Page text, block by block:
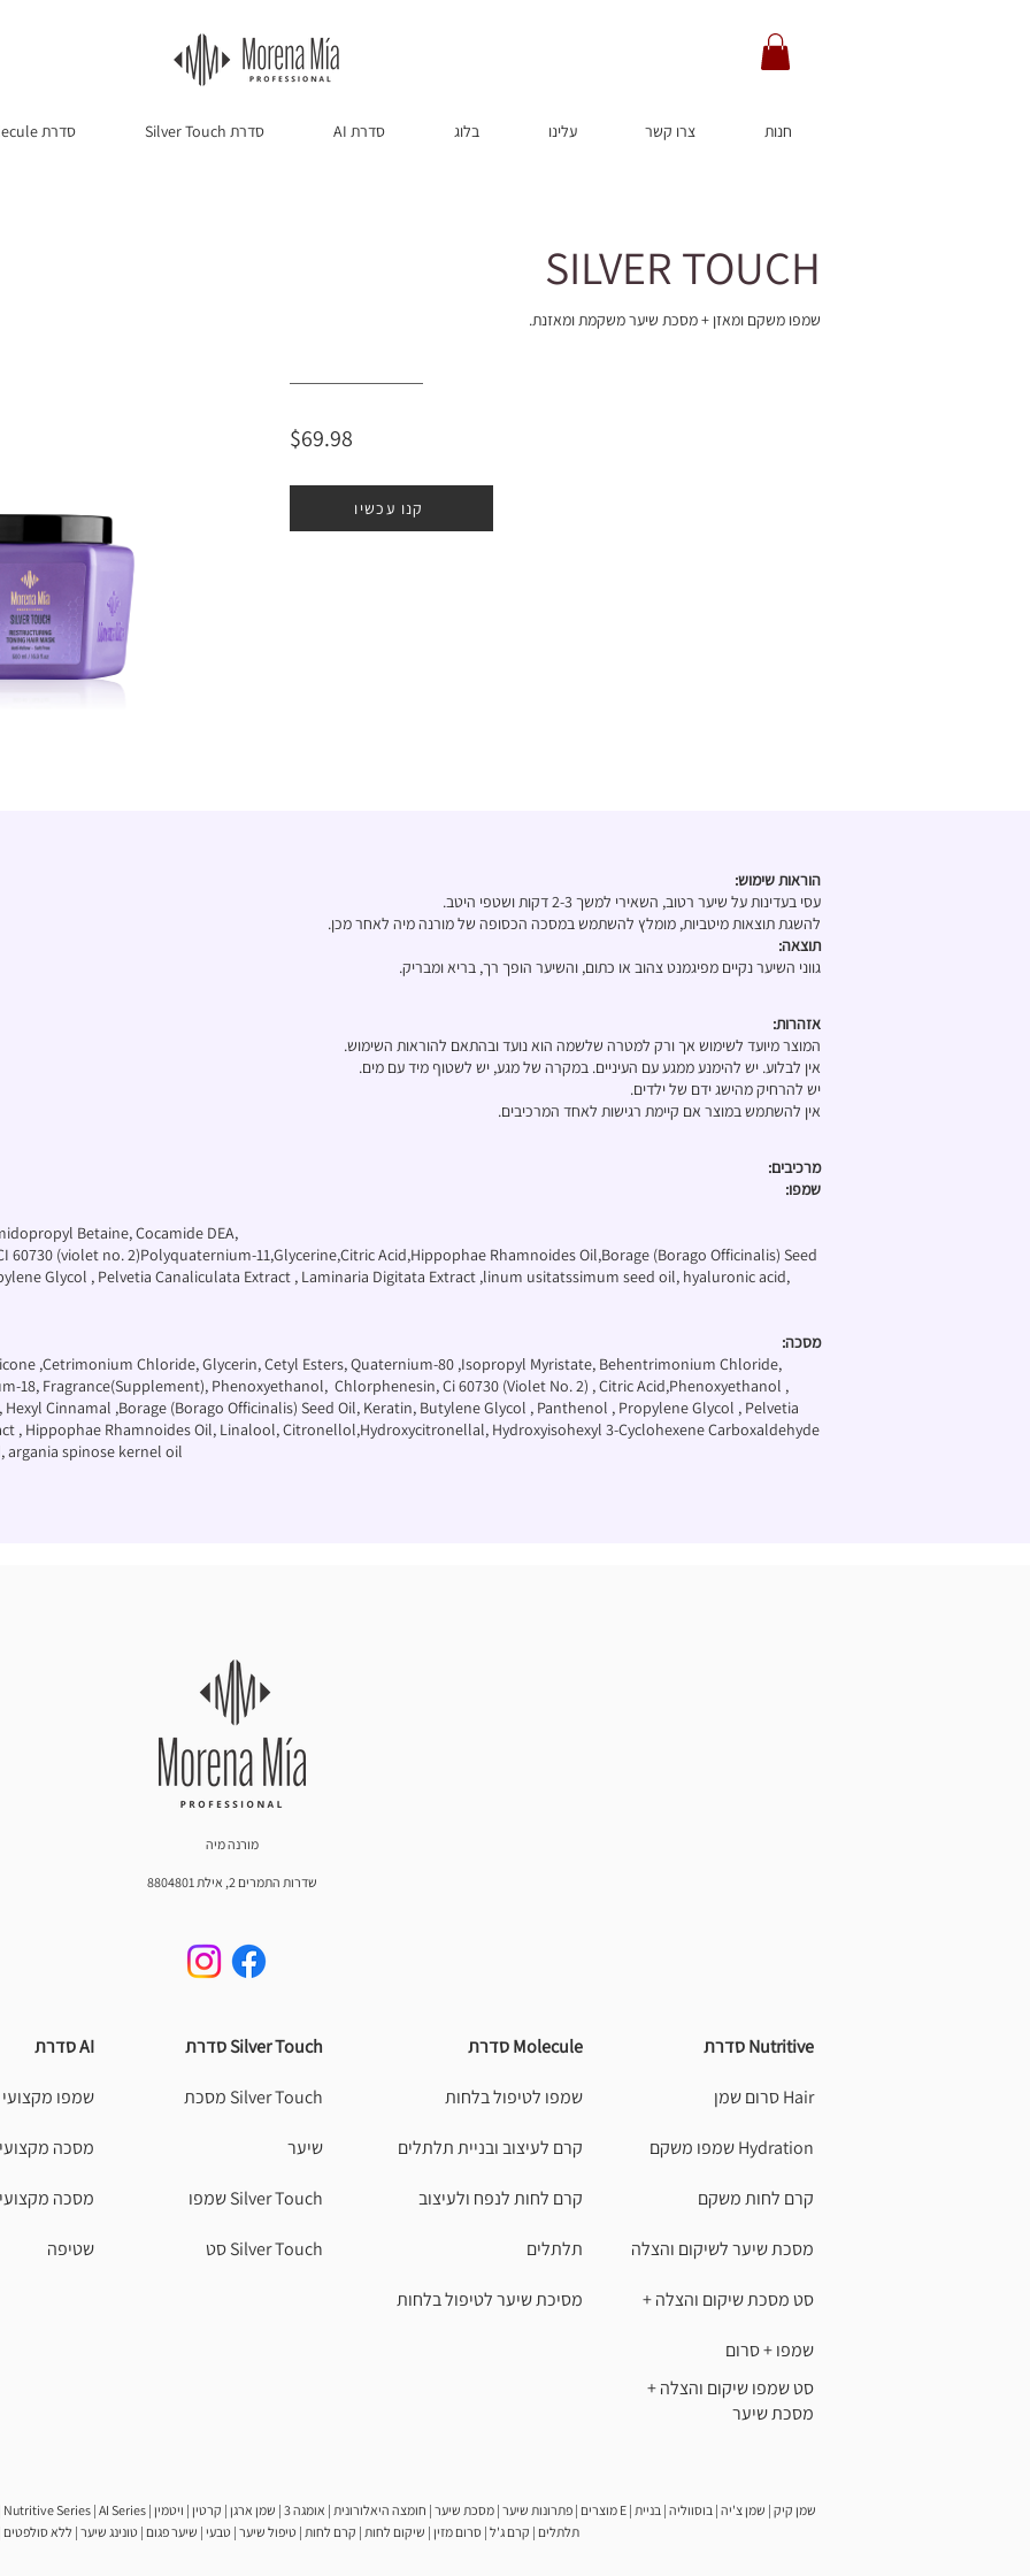
Molecule סדרת Silver Touch סדרת AI סדרת בלוג עלינו צרו קשר חנות
SILVER TOUCH
שמפו משקם ומאזן + מסכת שיער משקמת ומאזנת.
$69.98
קנו עכשיו
הוראות שימוש:
עסי בעדינות על שיער רטוב, השאירי למשך 2-3 דקות ושטפי היטב.
להשגת תוצאות מיטביות, מומלץ להשתמש במסכה הכסופה של מורנה מיה לאחר מכן.
תוצאה:
גווני השיער נקיים מפיגמנט צהוב או כתום, והשיער הופך רך, בריא ומבריק.
אזהרות:
המוצר מיועד לשימוש אך ורק למטרה שלשמה הוא נועד ובהתאם להוראות השימוש.
אין לבלוע. יש להימנע ממגע עם העיניים. במקרה של מגע, יש לשטוף מיד עם מים.
יש להרחיק מהישג ידם של ילדים.
אין להשתמש במוצר אם קיימת רגישות לאחד המרכיבים.
מרכיבים:
שמפו:
Betaine, Cocamide DEA,
(violet no. 2)Polyquaternium-11,Glycerine,Citric Acid,Hippophae Rhamnoides Oil,Borage (Borago Officinalis) Seed
Glycol , Pelvetia Canaliculata Extract , Laminaria Digitata Extract ,linum usitatssimum seed oil, hyaluronic acid,
מסכה:
,Cetrimonium Chloride, Glycerin, Cetyl Esters, Quaternium-80 ,Isopropyl Myristate, Behentrimonium Chloride,
18, Fragrance(Supplement), Phenoxyethanol, Chlorphenesin, Ci 60730 (Violet No. 2) , Citric Acid,Phenoxyethanol ,
Cinnamal ,Borage (Borago Officinalis) Seed Oil, Keratin, Butylene Glycol , Panthenol , Propylene Glycol , Pelvetia
, Hippophae Rhamnoides Oil, Linalool, Citronellol,Hydroxycitronellal, Hydroxyisohexyl 3-Cyclohexene Carboxaldehyde
spinose kernel oil
מורנה מיה
שדרות התמרים 2, אילת 8804801
AI סדרת
שמפו מקצועי
מסכה
מסכה
שטיפה
Silver Touch סדרת
Silver Touch מסכת
שיער
Silver Touch שמפו
Silver Touch סט
Molecule סדרת
שמפו לטיפול בלחות
קרם לעיצוב ובניית תלתלים
קרם לחות לנפח ולעיצוב
תלתלים
מסיכת שיער לטיפול בלחות
Nutritive סדרת
Hair סרום שמן
Hydration שמפו משקם
קרם לחות משקם
מסכת שיער לשיקום והצלה
סט מסכת שיקום והצלה +
שמפו + סרום
סט שמפו שיקום והצלה +
מסכת שיער
תלתלים | קרם ג'ל | סרום מזין | שיקום לחות | קרם לחות | טיפול שיער | טבעי | שיער פגום | טונינג שיער | ללא